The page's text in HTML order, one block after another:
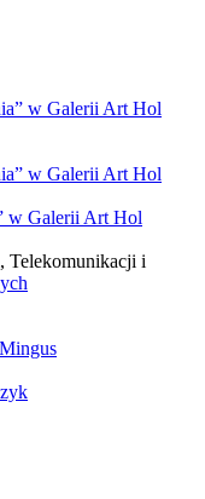
w Galerii Art Hol
Telekomunikacji i